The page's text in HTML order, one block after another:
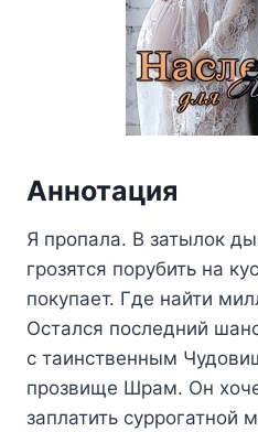
Аннотация
Я пропала. В затылок
грозятся порубить на
покупает. Где найти
Остался последний
с таинственным
прозвище Шрам. Он
заплатить суррогатной